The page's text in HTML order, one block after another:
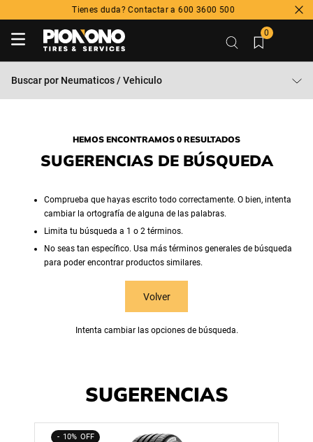
Tienes duda? Contactar a 600 3600 500
0
Buscar por Neumaticos / Vehiculo
HEMOS ENCONTRAMOS 0 RESULTADOS
SUGERENCIAS DE BÚSQUEDA
Comprueba que hayas escrito todo correctamente. O bien, intenta
cambiar la ortografía de alguna de las palabras.
Limita tu búsqueda a 1 o 2 términos.
No seas tan específico. Usa más términos generales de búsqueda
para poder encontrar productos similares.
Volver
Intenta cambiar las opciones de búsqueda.
SUGERENCIAS
10%